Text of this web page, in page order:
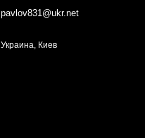
pavlov831@ukr.net
Украина, Киев